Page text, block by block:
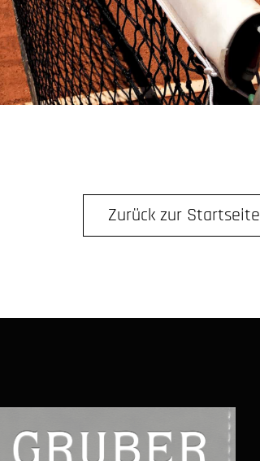
Zurück zur Startseite